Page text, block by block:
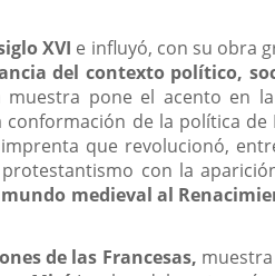
XVI e influyó, con su obra
del contexto político,
muestra pone el acento en
de la política
que revolucionó,
con la
medieval al
de las Francesas,